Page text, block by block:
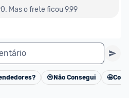
Mas o frete ficou 9,99
Cancelar
😢 Não Consegui 🤩